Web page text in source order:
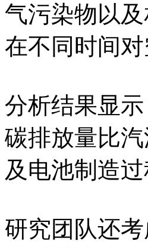
气污染物以
在不同时间
分析结果显
碳排放量比
及电池制造
研究团队还